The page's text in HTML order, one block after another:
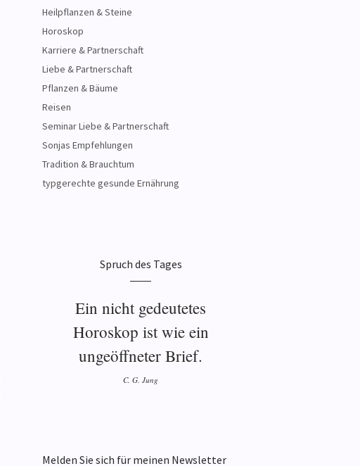
Heilpflanzen & Steine
Horoskop
Karriere & Partnerschaft
Liebe & Partnerschaft
Pflanzen & Bäume
Reisen
Seminar Liebe & Partnerschaft
Sonjas Empfehlungen
Tradition & Brauchtum
typgerechte gesunde Ernährung
Spruch des Tages
Ein nicht gedeutetes
Horoskop ist wie ein
ungeöffneter Brief.
C. G. Jung
Melden Sie sich für meinen Newsletter